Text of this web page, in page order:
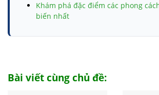
Khám phá đặc điểm các phong
biến nhất
Top 10 đồ trang trí phòng ngủ cho
Bài viết cùng chủ đề: